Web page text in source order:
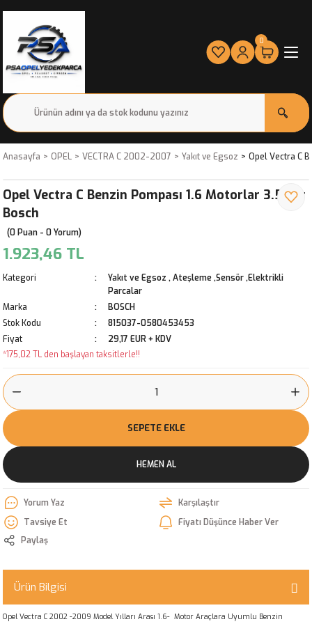
0
Anasayfa OPEL VECTRA C 2002-2007 Yakıt ve Egsoz Opel Vectra C
Opel Vectra C Benzin Pompası 1.6 Motorlar 3.5 Bar
Bosch
(0 Puan - 0 Yorum)
1.923,46 TL
Kategori Yakıt ve Egsoz ,Ateşleme ,Sensör ,Elektrikli
Parcalar
Marka
BOSCH
Stok Kodu
815037-0580453453
Fiyat
29,17 EUR + KDV
*175,02 TL den başlayan taksitlerle!!
SEPETE EKLE
HEMEN AL
Yorum Yaz
Karşılaştır
Tavsiye Et
Fiyatı Düşünce Haber Ver
Paylaş
Ürün Bilgisi
Opel Vectra C 2002 -2009 Model Yılları Arası 1.6- Motor Araçlara Uyumlu Benzin